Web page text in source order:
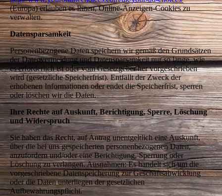
(Europa) erlauben es Ihnen, Online-Anzeigen-Cookies zu
verwalten.
Datensparsamkeit
Personenbezogene Daten speichern wir gemäß den Grundsätzen
der Datenvermeidung und Datensparsamkeit nur so lange, wie
es erforderlich ist oder vom Gesetzgeber her vorgeschrieben
wird (gesetzliche Speicherfrist). Entfällt der Zweck der
erhobenen Informationen oder endet die Speicherfrist, sperren
oder löschen wir die Daten.
Ihre Rechte auf Auskunft, Berichtigung, Sperre, Löschung
und Widerspruch
Sie haben das Recht, auf Antrag unentgeltlich eine Auskunft,
über die bei uns gespeicherten personenbezogenen Daten,
anzufordern und/oder eine Berichtigung, Sperrung oder
Löschung zu verlangen. Ausnahmen: Es handelt sich um die
vorgeschriebene Datenspeicherung zur Geschäftsabwicklung
oder die Daten unterliegen der gesetzlichen
Aufbewahrungspflicht.